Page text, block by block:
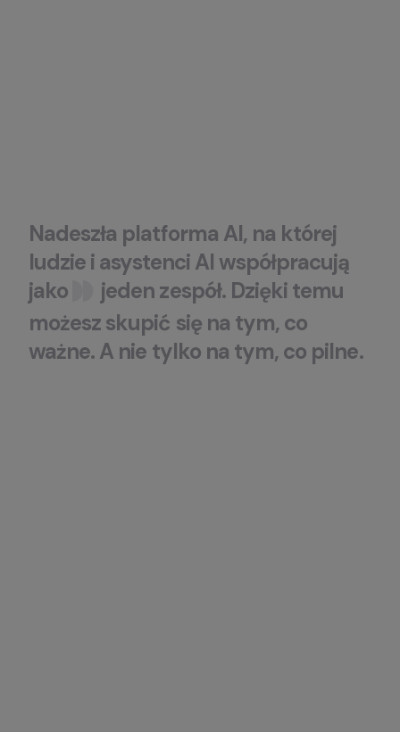
Nadeszła platforma AI, na której
ludzieiasystenci AI współpracują
jako
jedenzespół. Dziękitemu
możeszskupić się na tym,co
ważne.A nie tylko na tym,co pilne.